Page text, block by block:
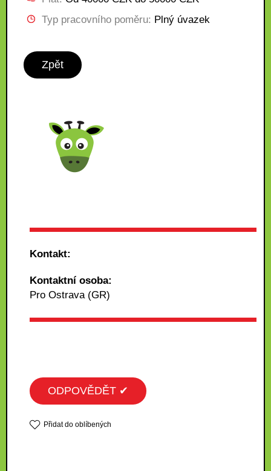
Typ pracovního poměru: Plný úvazek
Zpět
Kontakt:
Kontaktní osoba:
Pro Ostrava (GR)
ODPOVĚDĚT ✔
Přidat do oblíbených